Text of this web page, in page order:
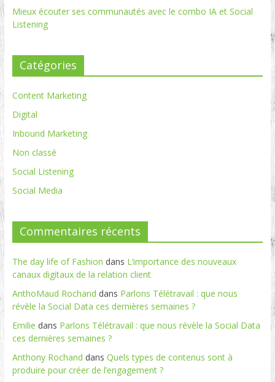
Mieux écouter ses communautés avec le combo IA et Social
Listening
Catégories
Content Marketing
Digital
Inbound Marketing
Non classé
Social Listening
Social Media
Commentaires récents
The day life of Fashion dans L’importance des nouveaux
canaux digitaux de la relation client
AnthoMaud Rochand dans Parlons Télétravail : que nous
révèle la Social Data ces dernières semaines ?
Emilie dans Parlons Télétravail : que nous révèle la Social Data
ces dernières semaines ?
Anthony Rochand dans Quels types de contenus sont à
produire pour créer de l’engagement ?